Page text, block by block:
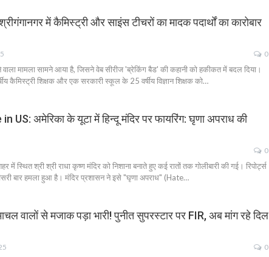
में कैमिस्ट्री और साइंस टीचरों का मादक पदार्थों का कारोबार
0
मामला सामने आया है, जिसने वेब सीरीज 'ब्रेकिंग बैड' की कहानी को हकीकत में बदल दिया।
कैमिस्ट्री शिक्षक और एक सरकारी स्कूल के 25 वर्षीय विज्ञान शिक्षक को…
अमेरिका के यूटा में हिन्दू मंदिर पर फायरिंग: घृणा अपराध की
0
में स्थित श्री श्री राधा कृष्ण मंदिर को निशाना बनाते हुए कई रातों तक गोलीबारी की गई। रिपोर्ट्स
बार हमला हुआ है। मंदिर प्रशासन ने इसे "घृणा अपराध" (Hate…
वालों से मजाक पड़ा भारी! पुनीत सुपरस्टार पर FIR, अब मांग रहे दिल
0